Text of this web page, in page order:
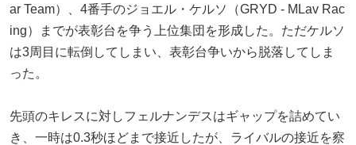
ar Team）、4番手のジョエル・ケルソ（GRYD - MLav Rac
ing）までが表彰台を争う上位集団を形成した。ただケルソ
は3周目に転倒してしまい、表彰台争いから脱落してしま
った。
先頭のキレスに対しフェルナンデスはギャップを詰めてい
き、一時は0.3秒ほどまで接近したが、ライバルの接近を察